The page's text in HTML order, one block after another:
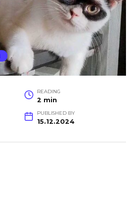
READING
2 min
PUBLISHED BY
15.12.2024